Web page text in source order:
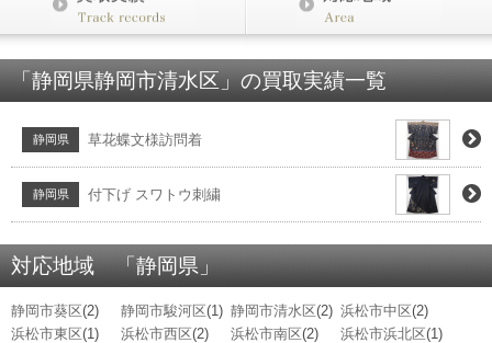
「静岡県静岡市清水区」の買取実績一覧
静岡県 草花蝶文様訪問着
静岡県 付下げ スワトウ刺繍
対応地域 「静岡県」
静岡市葵区(2) 静岡市駿河区(1) 静岡市清水区(2) 浜松市中区(2)
浜松市東区(1) 浜松市西区(2) 浜松市南区(2) 浜松市浜北区(1)